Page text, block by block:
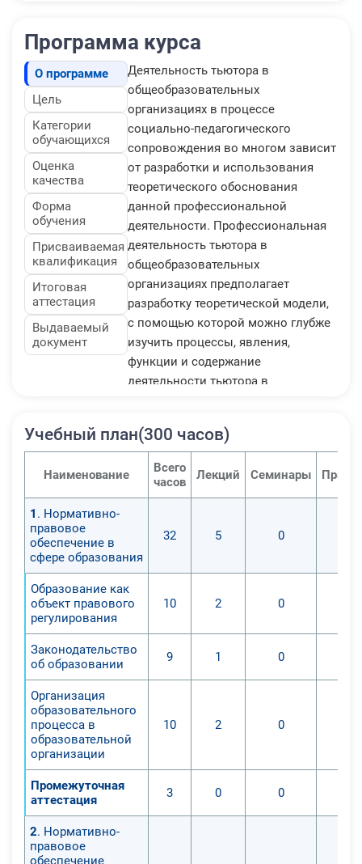
Программа курса
О программе
Цель
Категории
обучающихся
Оценка
качества
Форма
обучения
Присваиваемая
квалификация
Итоговая
аттестация
Выдаваемый
документ
Деятельность тьютора в
общеобразовательных
организациях в процессе
социально-педагогического
сопровождения во многом зависит
от разработки и использования
теоретического обоснования
данной профессиональной
деятельности. Профессиональная
деятельность тьютора в
общеобразовательных
организациях предполагает
разработку теоретической модели,
с помощью которой можно глубже
изучить процессы, явления,
функции и содержание
деятельности тьютора в
педагогический процесс — очень
непрерывно изменяющееся
явление, необходимо для более
определить направления
деятельности тьютора. В
разрабатываемой модели особое
внимание уделяется направлениям
тьюторов, играющих очень важную
роль в профильном
взаимодействия с учреждениями
культуры по культурно-
среди разных слоев населения.
Цель деятельности тьютора —
Учебный план(300 часов)
Наименование
Всего
часов
Лекций Семинары
1 . Нормативно-
правовое
обеспечение в
сфере образования
32 5 0
Образование как
объект правового
регулирования
10 2 0
Законодательство
об образовании
9 1 0
Организация
образовательного
процесса в
образовательной
организации
10 2 0
Промежуточная
аттестация
3 0 0
2. Нормативно-
правовое
обеспечение